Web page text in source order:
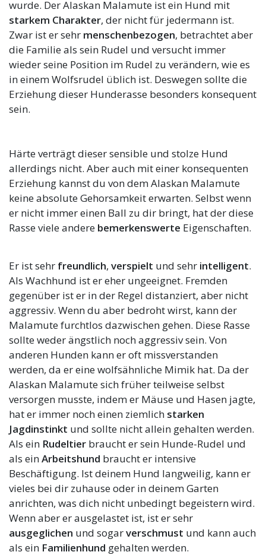
wurde. Der Alaskan Malamute ist ein Hund mit
starkem Charakter, der nicht für jedermann ist.
Zwar ist er sehr menschenbezogen, betrachtet aber
die Familie als sein Rudel und versucht immer
wieder seine Position im Rudel zu verändern, wie es
in einem Wolfsrudel üblich ist. Deswegen sollte die
Erziehung dieser Hunderasse besonders konsequent
sein.
Härte verträgt dieser sensible und stolze Hund
allerdings nicht. Aber auch mit einer konsequenten
Erziehung kannst du von dem Alaskan Malamute
keine absolute Gehorsamkeit erwarten. Selbst wenn
er nicht immer einen Ball zu dir bringt, hat der diese
Rasse viele andere bemerkenswerte Eigenschaften.
Er ist sehr freundlich, verspielt und sehr intelligent.
Als Wachhund ist er eher ungeeignet. Fremden
gegenüber ist er in der Regel distanziert, aber nicht
aggressiv. Wenn du aber bedroht wirst, kann der
Malamute furchtlos dazwischen gehen. Diese Rasse
sollte weder ängstlich noch aggressiv sein. Von
anderen Hunden kann er oft missverstanden
werden, da er eine wolfsähnliche Mimik hat. Da der
Alaskan Malamute sich früher teilweise selbst
versorgen musste, indem er Mäuse und Hasen jagte,
hat er immer noch einen ziemlich starken
Jagdinstinkt und sollte nicht allein gehalten werden.
Als ein Rudeltier braucht er sein Hunde-Rudel und
als einArbeitshund braucht er intensive
Beschäftigung. Ist deinem Hund langweilig, kann er
vieles bei dir zuhause oder in deinem Garten
anrichten, was dich nicht unbedingt begeistern wird.
Wenn aber er ausgelastet ist, ist er sehr
ausgeglichen und sogarverschmust und kann auch
als ein Familienhund gehalten werden.